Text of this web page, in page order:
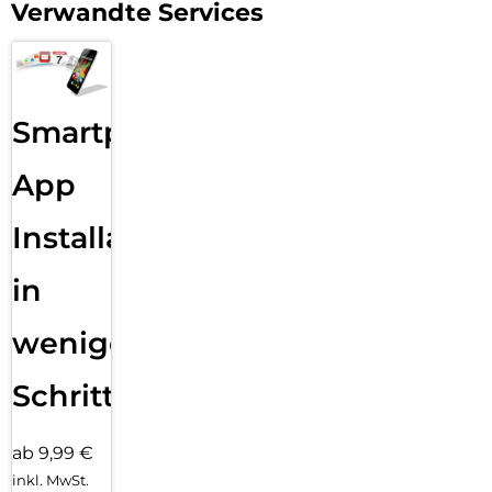
stattdessen immer dein eigenes Ladegerät und USB-Kabel
und schließe es an eine sichere Steckdose an. Schütze dich
vor „Juice Jacking“ und bewahre die Integrität deiner Geräte.
USB-C KOPPLER FÜR MEHR REICHWEITE & DER DIGIT
Du suchst nach einer Möglichkeit, deine USB-C Kabel
mühelos zu verlängern? Mit unserem USB-C Koppler kannst
du genau das erreichen. Stell dir vor, dein aktuelles Kabel
reicht nicht aus, um dein Handy auf dem Tisch zu platzieren,
diesem Koppler kannst du einfach ein weiteres Kabel
Zusätzlich haben wir etwas Besonderes für
Technikenthusiasten wie dich: unseren Digit Adapter. Er
zeigt dir in Echtzeit die aktuelle Ladeleistung in Watt an. Du
möchtest sicherstellen, dass dein Smartphone wirklich mit
wird? Mit diesem Adapter kannst du stets die genaue
Verwandte Services
Smartphone
App
Installation
in
wenigen
Schritten
ab 9,99 €
inkl. MwSt.